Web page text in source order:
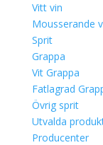
Vitt vin
Mousserande
Sprit
Grappa
Vit Grappa
Fatlagrad
Övrig sprit
Utvalda
Producenter